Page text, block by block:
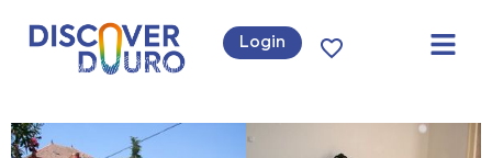
Login